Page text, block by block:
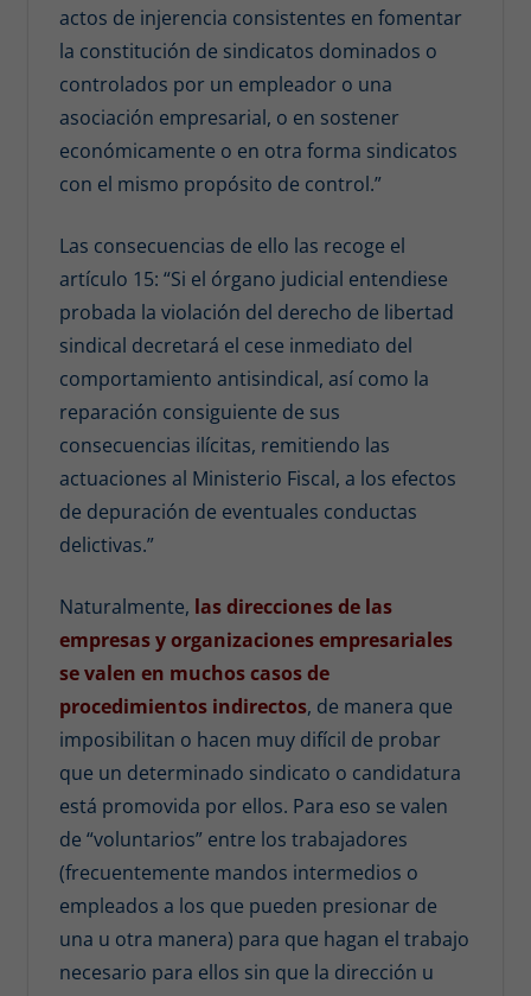
actos de injerencia consistentes en fomentar
la constitución de sindicatos dominados o
controlados por un empleador o una
asociación empresarial, o en sostener
económicamente o en otra forma sindicatos
con el mismo propósito de control.”
Las consecuencias de ello las recoge el
artículo 15: “Si el órgano judicial entendiese
probada la violación del derecho de libertad
sindical decretará el cese inmediato del
comportamiento antisindical, así como la
reparación consiguiente de sus
consecuencias ilícitas, remitiendo las
actuaciones al Ministerio Fiscal, a los efectos
de depuración de eventuales conductas
delictivas.”
Naturalmente, las direcciones de las
empresas y organizaciones empresariales
se valen en muchos casos de
procedimientos indirectos, de manera que
imposibilitan o hacen muy difícil de probar
que un determinado sindicato o candidatura
está promovida por ellos. Para eso se valen
de “voluntarios” entre los trabajadores
(frecuentemente mandos intermedios o
empleados a los que pueden presionar de
una u otra manera) para que hagan el trabajo
necesario para ellos sin que la dirección u